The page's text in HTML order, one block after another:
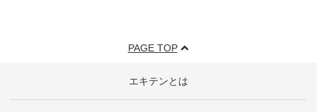
PAGE TOP
エキテンとは